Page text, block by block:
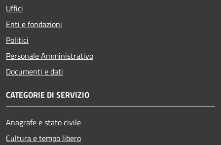
Uffici
Enti e fondazioni
Politici
Personale Amministrativo
Documenti e dati
CATEGORIE DI SERVIZIO
Anagrafe e stato civile
Cultura e tempo libero